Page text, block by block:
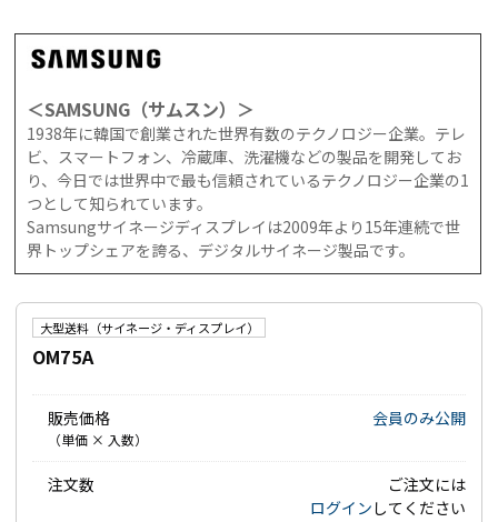
＜SAMSUNG（サムスン）＞
1938年に韓国で創業された世界有数のテクノロジー企業。テレ
ビ、スマートフォン、冷蔵庫、洗濯機などの製品を開発してお
り、今日では世界中で最も信頼されているテクノロジー企業の1
つとして知られています。
Samsungサイネージディスプレイは2009年より15年連続で世
界トップシェアを誇る、デジタルサイネージ製品です。
大型送料（サイネージ・ディスプレイ）
OM75A
販売価格
（単価 × 入数）
会員のみ公開
注文数
ご注文には
ログイン してください